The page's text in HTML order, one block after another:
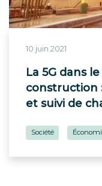
10 juin 2021
La 5G dans
construction
et suivi de
Société